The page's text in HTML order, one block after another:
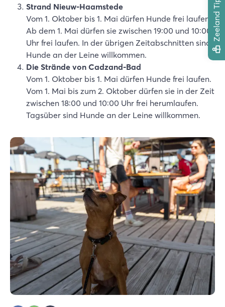
Strand Nieuw-Haamstede
Vom 1. Oktober bis 1. Mai dürfen Hunde frei laufen.
Ab dem 1. Mai dürfen sie zwischen 19:00 und 10:00
Uhr frei laufen. In der übrigen Zeitabschnitten sind
Hunde an der Leine willkommen.
Die Strände von Cadzand-Bad
Vom 1. Oktober bis 1. Mai dürfen Hunde frei laufen.
Vom 1. Mai bis zum 2. Oktober dürfen sie in der Zeit
zwischen 18:00 und 10:00 Uhr frei herumlaufen.
Tagsüber sind Hunde an der Leine willkommen.
Zeeland Tipps